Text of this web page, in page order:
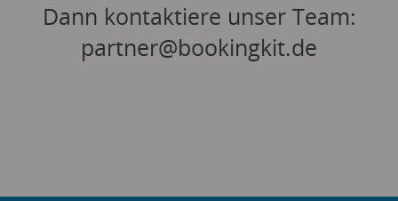
Dann kontaktiere unser Team:
partner@bookingkit.de